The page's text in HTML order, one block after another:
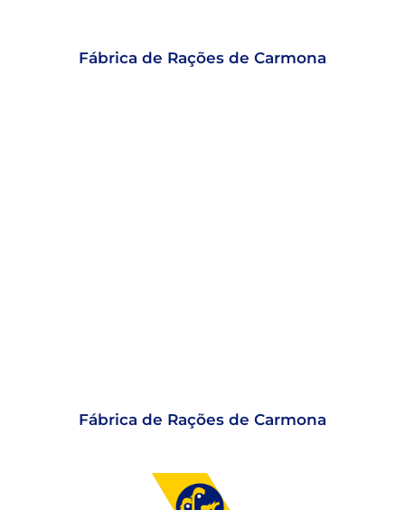
Fábrica de Rações de Carmona
Fábrica de Rações de Carmona